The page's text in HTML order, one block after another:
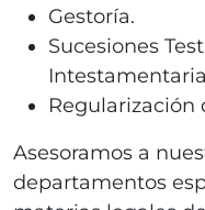
Gestoría.
Sucesiones
Regularización
Asesoramos a
departamentos